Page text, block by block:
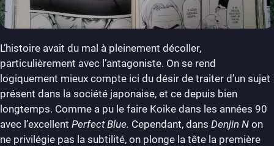
L’histoire avait du mal à pleinement décoller,
particulièrement avec l’antagoniste. On se rend
logiquement mieux compte ici du désir de traiter d’un sujet
présent dans la société japonaise, et ce depuis bien
longtemps. Comme a pu le faire Koike dans les années 90
avec l’excellent Perfect Blue. Cependant, dans Denjin N on
ne privilégie pas la subtilité, on plonge la tête la première